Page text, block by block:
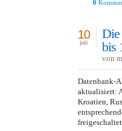
0
Die
bis
10
juli
von
Datenbank-
aktualisiert:
Kroatien,